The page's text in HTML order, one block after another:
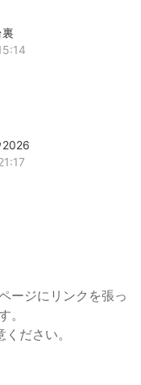
2026
ージにリンクを張っ
。
ださい。